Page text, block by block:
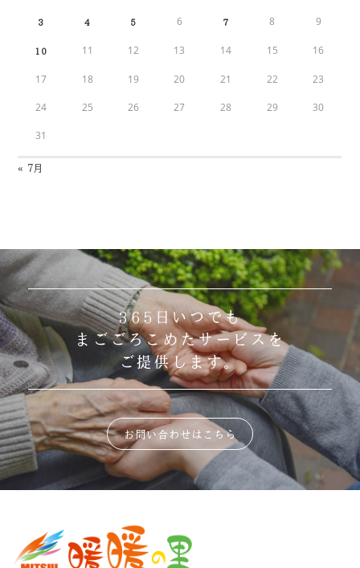
3 4 5 6 7 8 9
10 11 12 13 14 15 16
17 18 19 20 21 22 23
24 25 26 27 28 29 30
31
« 7月
365日いつでも
まごごろこめたサービスを
ご提供します。
お問い合わせはこちら